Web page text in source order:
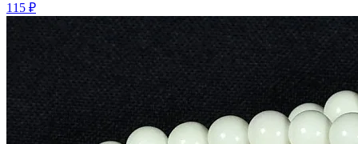
115 ₽